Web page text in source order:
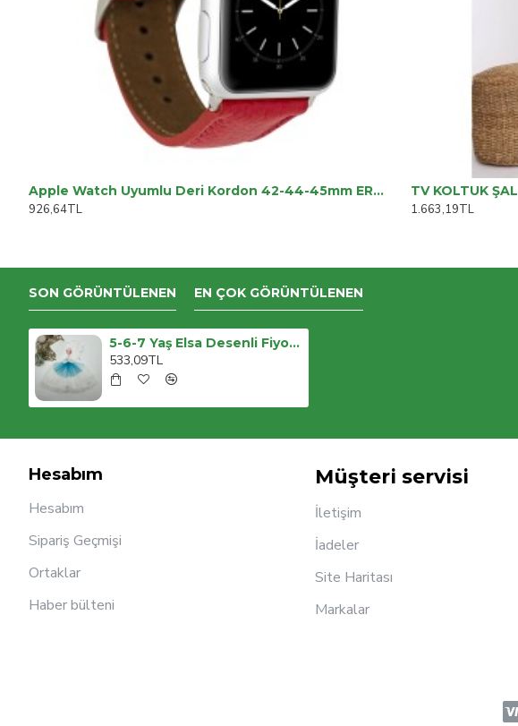
Apple Watch Uyumlu Deri Kordon 42-44-45mm ERC2 Kırmızı
926,64TL
TV KOLTUK ŞAL
1.663,19TL
SON GÖRÜNTÜLENEN EN ÇOK GÖRÜNTÜLENEN
5-6-7 Yaş Elsa Desenli Fiyonklu Tül Etekli Astarlı Kısa Kollu Kız Çocuk Tütü Elbise
533,09TL
Hesabım
Hesabım
Sipariş Geçmişi
Ortaklar
Haber bülteni
Müşteri servisi
İletişim
İadeler
Site Haritası
Markalar